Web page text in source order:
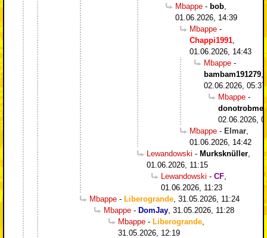
Mbappe - bob
01.06.2026, 14:39
Mbappe -
Chappi1991
01.06.2026, 14:43
Mbappe -
bambam191279
02.06.2026, 05:37
Mbappe -
donotrobme ,
02.06.2026,
Mbappe - Elmar
01.06.2026, 14:42
Lewandowski - Murksknüller
01.06.2026, 11:15
Lewandowski - CF
01.06.2026, 11:23
Mbappe - Liberogrande 31.05.2026, 11:24
Mbappe - DomJay 31.05.2026, 11:28
Mbappe - Liberogrande
31.05.2026, 12:19